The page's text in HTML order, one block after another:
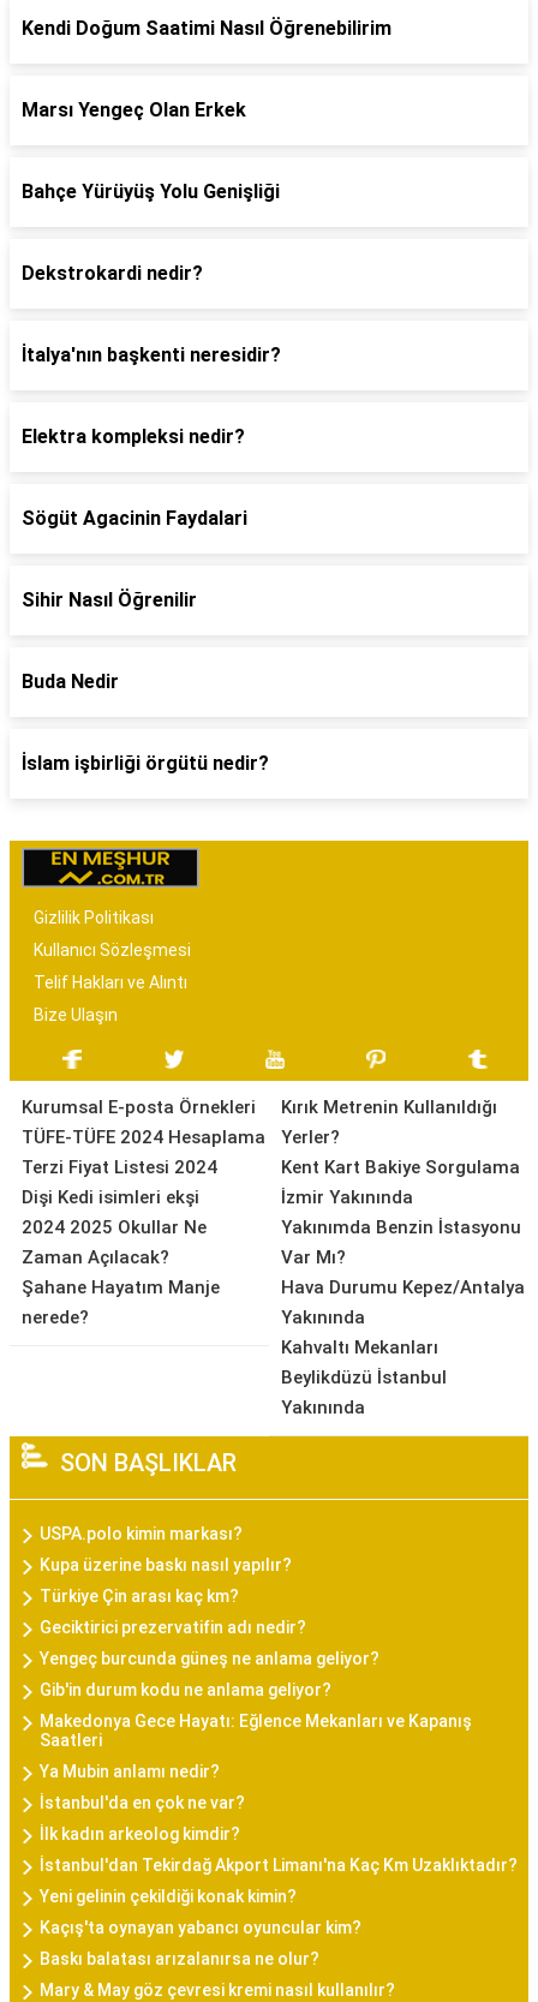
Kendi Doğum Saatimi Nasıl Öğrenebilirim
Marsı Yengeç Olan Erkek
Bahçe Yürüyüş Yolu Genişliği
Dekstrokardi nedir?
İtalya'nın başkenti neresidir?
Elektra kompleksi nedir?
Sögüt Agacinin Faydalari
Sihir Nasıl Öğrenilir
Buda Nedir
İslam işbirliği örgütü nedir?
Gizlilik Politikası
Kullanıcı Sözleşmesi
Telif Hakları ve Alıntı
Bize Ulaşın
Kurumsal E-posta Örnekleri
TÜFE-TÜFE 2024 Hesaplama
Terzi Fiyat Listesi 2024
Dişi Kedi isimleri ekşi
2024 2025 Okullar Ne
Zaman Açılacak?
Şahane Hayatım Manje
nerede?
Kırık Metrenin Kullanıldığı
Yerler?
Kent Kart Bakiye Sorgulama
İzmir Yakınında
Yakınımda Benzin İstasyonu
Var Mı?
Hava Durumu Kepez/Antalya
Yakınında
Kahvaltı Mekanları
Beylikdüzü İstanbul
Yakınında
SON BAŞLIKLAR
USPA.polo kimin markası?
Kupa üzerine baskı nasıl yapılır?
Türkiye Çin arası kaç km?
Geciktirici prezervatifin adı nedir?
Yengeç burcunda güneş ne anlama geliyor?
Gib'in durum kodu ne anlama geliyor?
Makedonya Gece Hayatı: Eğlence Mekanları ve Kapanış
Saatleri
Ya Mubin anlamı nedir?
İstanbul'da en çok ne var?
İlk kadın arkeolog kimdir?
İstanbul'dan Tekirdağ Akport Limanı'na Kaç Km Uzaklıktadır?
Yeni gelinin çekildiği konak kimin?
Kaçış'ta oynayan yabancı oyuncular kim?
Baskı balatası arızalanırsa ne olur?
Mary & May göz çevresi kremi nasıl kullanılır?